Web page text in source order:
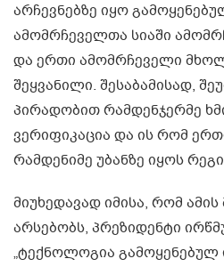
არჩევნებზე იყო
ამომრჩეველთა სიაში
და ერთი ამომრჩეველი
შეყვანილი. შესაბამისად,
პირადობით რამდენჯერმე
ვერიფიკაცია და ის რომ
რამდენიმე უბანზე იყოს
მიუხედავად იმისა, რომ
არსებობს, პრეზიდენტი
„ტექნოლოგია გამოყენებულ